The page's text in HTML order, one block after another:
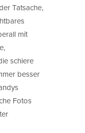
Tatsache,
mit
schiere
besser
Fotos